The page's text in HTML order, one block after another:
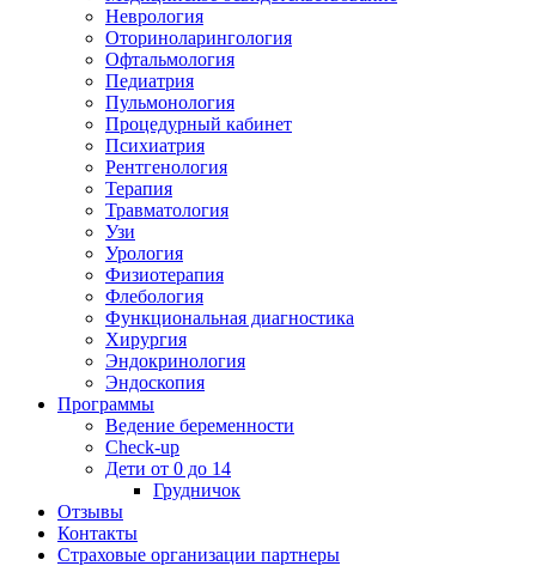
Неврология
Оториноларингология
Офтальмология
Педиатрия
Пульмонология
Процедурный кабинет
Психиатрия
Рентгенология
Терапия
Травматология
Узи
Урология
Физиотерапия
Флебология
Функциональная диагностика
Хирургия
Эндокринология
Эндоскопия
Программы
Ведение беременности
Check-up
Дети от 0 до 14
Грудничок
Отзывы
Контакты
Страховые организации партнеры